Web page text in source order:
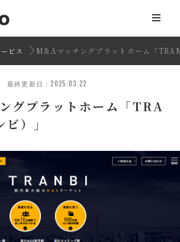
ビス M&Aマッチングプラットホーム「
最終更新日：2025.03.22
グプラットホーム「TRA
）」